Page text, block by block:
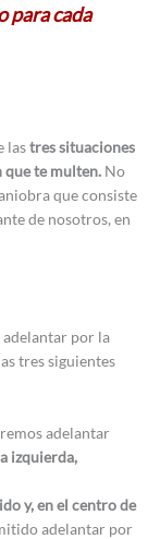
para cada
lastres situaciones
que te multen. No
que consiste
de nosotros, en
adelantar por la
tres siguientes
adelantar
izquierda,
y, en el centro de
adelantar por